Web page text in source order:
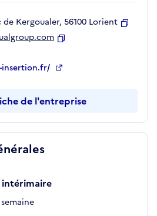
de Kergoualer, 56100 Lorient
insertion.fr/
de l'entreprise